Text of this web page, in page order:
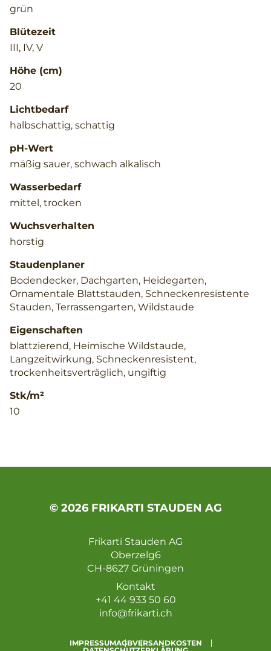
grün
Blütezeit
III, IV, V
Höhe (cm)
20
Lichtbedarf
halbschattig, schattig
pH-Wert
mäßig sauer, schwach alkalisch
Wasserbedarf
mittel, trocken
Wuchsverhalten
horstig
Staudenplaner
Bodendecker, Dachgarten, Heidegarten,
Ornamentale Blattstauden, Schneckenresistente
Stauden, Terrassengarten, Wildstaude
Eigenschaften
blattzierend, Heimische Wildstaude,
Langzeitwirkung, Schneckenresistent,
trockenheitsverträglich, ungiftig
Stk/m²
10
© 2026 FRIKARTI STAUDEN AG
Frikarti Stauden AG
Oberzelg6
CH-8627 Grüningen
Kontakt
+41 44 933 50 60
info@frikarti.ch
IMPRESSUMAGBVERSANDKOSTEN